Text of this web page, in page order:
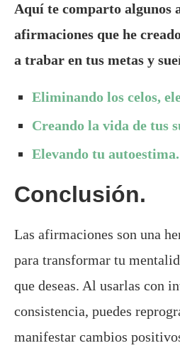
Aquí te comparto algunos
afirmaciones que he
a trabar en tus metas y
Eliminando los celos,
Creando la vida de tus
Elevando tu autoestima.
Conclusión.
Las afirmaciones son una
para transformar tu
que deseas. Al usarlas con
consistencia, puedes
manifestar cambios